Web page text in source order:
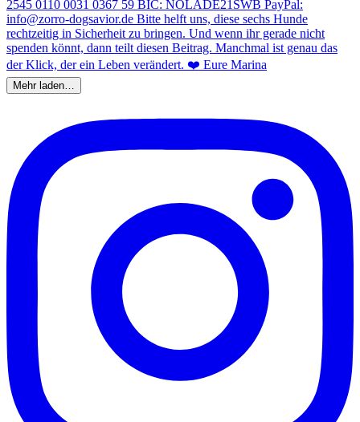
Mehr laden…